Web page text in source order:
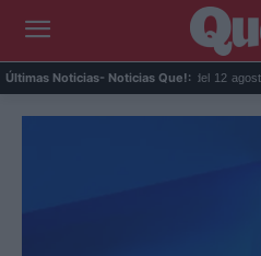
Últimas Noticias- Noticias Que!:
Eclipse solar en Cariñena del 12 agosto: